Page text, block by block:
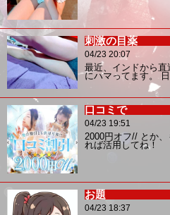
刺激の目薬
04/23 20:07
最近、インドから
にハマってます。
口コミで
04/23 19:51
2000円オフ// とか
れば活用してね！
お題
04/23 18:37